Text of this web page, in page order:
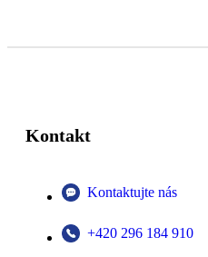
Kontakt
Kontaktujte nás
+420 296 184 910